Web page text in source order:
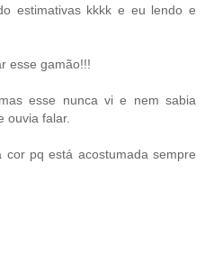
estimativas kkkk e eu lendo e
esse gamão!!!
esse nunca vi e nem sabia
ouvia falar.
cor pq está acostumada sempre